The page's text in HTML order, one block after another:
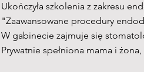
Ukończyła szkolenia z zakresu
"Zaawansowane procedury
W gabinecie zajmuje się
Prywatnie spełniona mama i